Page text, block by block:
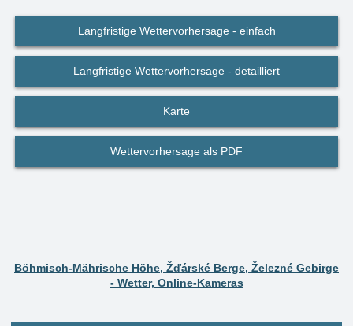
Langfristige Wettervorhersage - einfach
Langfristige Wettervorhersage - detailliert
Karte
Wettervorhersage als PDF
Böhmisch-Mährische Höhe, Žďárské Berge, Železné Gebirge
- Wetter, Online-Kameras